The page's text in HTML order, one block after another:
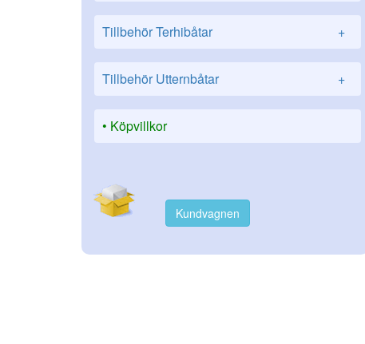
Tillbehör Terhibåtar +
Tillbehör Utternbåtar +
Köpvillkor
Kundvagnen